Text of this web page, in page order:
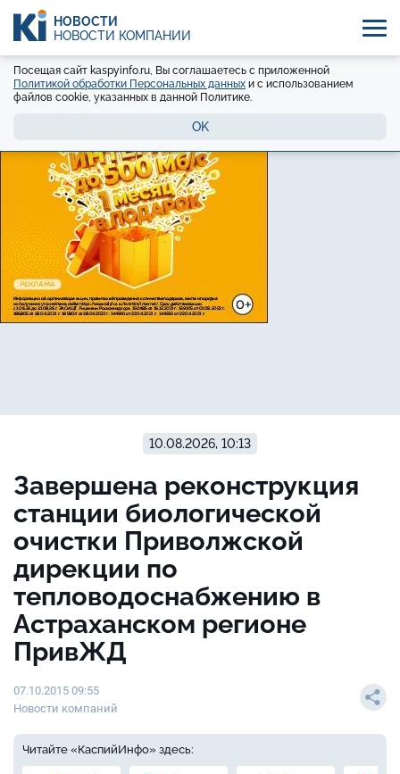
НОВОСТИ
НОВОСТИ КОМПАНИЙ
Посещая сайт kaspyinfo.ru, Вы соглашаетесь с приложенной
Политикой обработки Персональных данных и с использованием
файлов cookie, указанных в данной Политике.
OK
10.08.2026, 10:13
Завершена реконструкция
станции биологической
очистки Приволжской
дирекции по
тепловодоснабжению в
Астраханском регионе
ПривЖД
07.10.2015 09:55
Новости компаний
Читайте «КаспийИнфо» здесь: